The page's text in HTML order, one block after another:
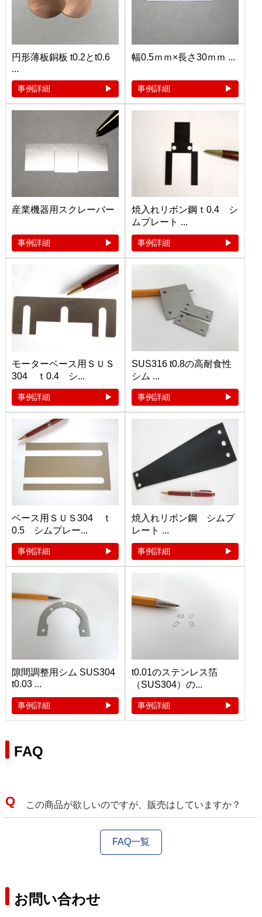
円形薄板銅板 t0.2とt0.6
...
事例詳細
幅0.5ｍｍ×長さ30ｍｍ ...
事例詳細
産業機器用スクレーバー
事例詳細
焼入れリボン鋼ｔ0.4 シ
ムプレート ...
事例詳細
モーターベース用ＳＵＳ
304 ｔ0.4 シ...
事例詳細
SUS316 t0.8の高耐食性
シム ...
事例詳細
ベース用ＳＵＳ304 ｔ
0.5 シムプレー...
事例詳細
焼入れリボン鋼 シムプ
レート ...
事例詳細
隙間調整用シム SUS304
t0.03 ...
事例詳細
t0.01のステンレス箔
（SUS304）の...
事例詳細
FAQ
この商品が欲しいのですが、販売はしていますか？
FAQ一覧
お問い合わせ